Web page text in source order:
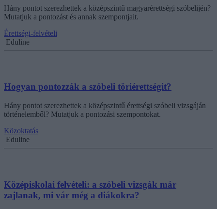
Hány pontot szerezhettek a középszintű magyarérettségi szóbelijén?
Mutatjuk a pontozást és annak szempontjait.
Érettségi-felvételi
Eduline
Hogyan pontozzák a szóbeli töriérettségit?
Hány pontot szerezhettek a középszintű érettségi szóbeli vizsgáján
történelemből? Mutatjuk a pontozási szempontokat.
Közoktatás
Eduline
Középiskolai felvételi: a szóbeli vizsgák már
zajlanak, mi vár még a diákokra?